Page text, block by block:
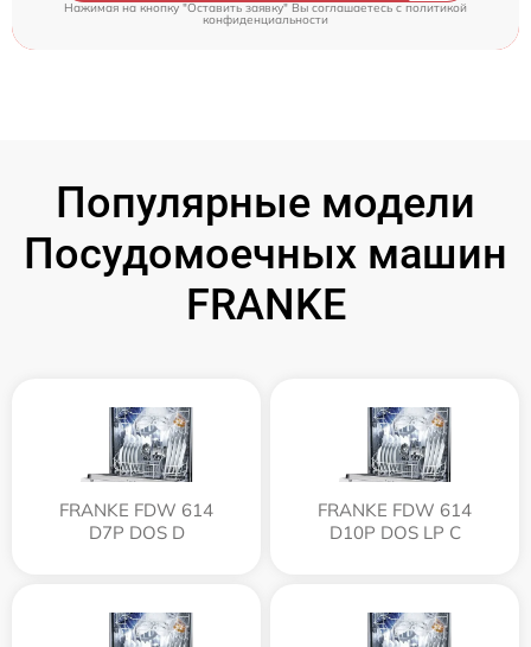
Нажимая на кнопку "Оставить заявку" Вы соглашаетесь c политикой
конфиденциальности
Популярные модели
Посудомоечных машин
FRANKE
FRANKE FDW 614
D7P DOS D
FRANKE FDW 614
D10P DOS LP C